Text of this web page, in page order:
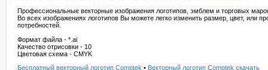
Профессиональные векторные изображения логотипов, эмблем и торговых
Во всех изображениях логотипов Вы можете легко изменить размер, цвет, или
потребностей.
Формат файла - *.ai
Качество отрисовки - 10
Цветовая схема - CMYK
Бесплатный векторный логотип Comptek • Векторный логотип Comptek скачать